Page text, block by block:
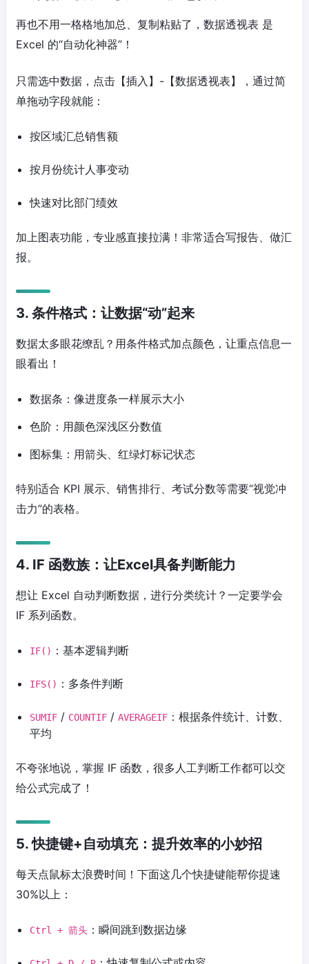
再也不用一格格地加总、复制粘贴了，数据透视表 是
Excel 的“自动化神器”！
只需选中数据，点击【插入】-【数据透视表】，通过简
单拖动字段就能：
按区域汇总销售额
按月份统计人事变动
快速对比部门绩效
加上图表功能，专业感直接拉满！非常适合写报告、做汇
报。
3. 条件格式：让数据“动”起来
数据太多眼花缭乱？用条件格式加点颜色，让重点信息一
眼看出！
数据条：像进度条一样展示大小
色阶：用颜色深浅区分数值
图标集：用箭头、红绿灯标记状态
特别适合 KPI 展示、销售排行、考试分数等需要“视觉冲
击力”的表格。
4. IF 函数族：让Excel具备判断能力
想让 Excel 自动判断数据，进行分类统计？一定要学会
IF 系列函数。
IF() ：基本逻辑判断
IFS() ：多条件判断
SUMIF / COUNTIF / AVERAGEIF ：根据条件统计、计数、
平均
不夸张地说，掌握 IF 函数，很多人工判断工作都可以交
给公式完成了！
5. 快捷键+自动填充：提升效率的小妙招
每天点鼠标太浪费时间！下面这几个快捷键能帮你提速
30%以上：
Ctrl + 箭头 ：瞬间跳到数据边缘